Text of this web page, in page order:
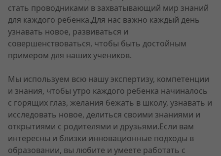
стать проводниками в захватывающий мир знаний
для каждого ребенка.Для нас важно каждый день
узнавать новое, развиваться и
совершенствоваться, чтобы быть достойным
примером для наших учеников.
Мы используем всю нашу экспертизу, компетенции
и знания, чтобы утро каждого ребенка начиналось
с горящих глаз, желания бежать в школу, узнавать и
исследовать новое, делиться своими знаниями и
открытиями с родителями и друзьями.Если вам
интересны и близки инновационные подходы в
образовании, вы любите и умеете работать с